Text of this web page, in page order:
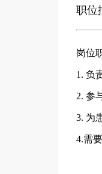
职位
岗位
1. 负
2. 参
3. 为
4.需